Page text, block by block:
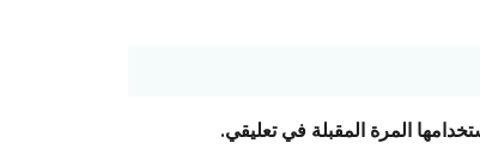
المرة المقبلة في تعليقي.